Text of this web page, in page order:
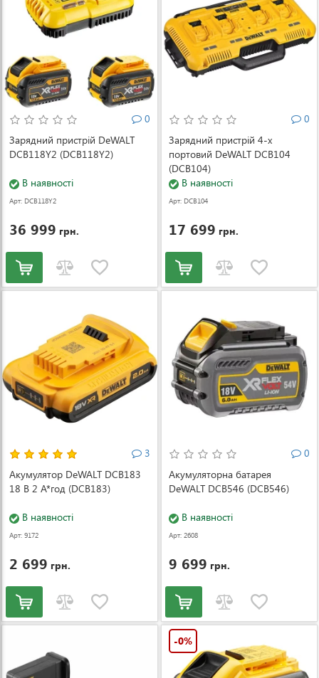
0
Зарядний пристрій DeWALT
DCB118Y2 (DCB118Y2)
В наявності
Арт: DCB118Y2
36 999 грн.
0
Зарядний пристрій 4-х
портовий DeWALT DCB104
(DCB104)
В наявності
Арт: DCB104
17 699 грн.
3
Акумулятор DeWALT DCB183
18 В 2 А*год (DCB183)
В наявності
Арт: 9172
2 699 грн.
0
Акумуляторна батарея
DeWALT DCB546 (DCB546)
В наявності
Арт: 2608
9 699 грн.
-0%